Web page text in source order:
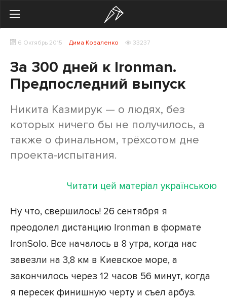
Тренировки
Мотивация
Женщинам
6 Октябрь 2015 Дима Коваленко 33237
За 300 дней к Ironman.
Предпоследний выпуск
Никита Казмирук — о людях, без
которых ничего бы не получилось, а
также о финальном, трёхсотом дне
проекта-испытания.
Читати цей матеріал українською
Ну что, свершилось! 26 сентября я
преодолел дистанцию Ironman в формате
IronSolo. Все началось в 8 утра, когда нас
завезли на 3,8 км в Киевское море, а
закончилось через 12 часов 56 минут, когда
я пересек финишную черту и съел арбуз.